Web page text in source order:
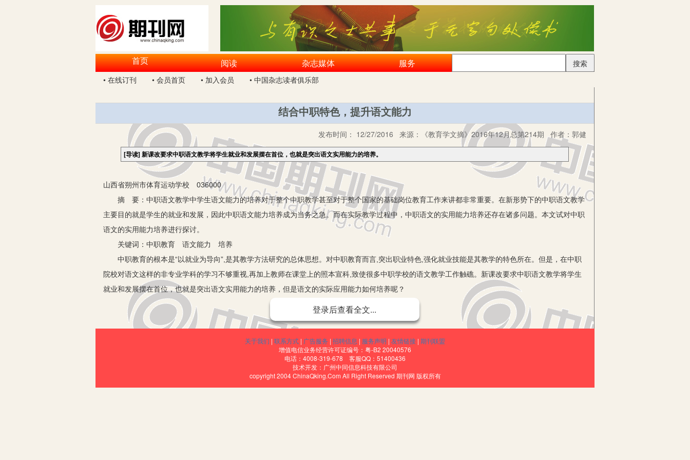
首页 阅读 杂志媒体 服务
搜索
• 在线订刊
• 会员首页 • 加入会员 • 中国杂志读者俱乐部
结合中职特色，提升语文能力
发布时间： 12/27/2016 来源： 《教育学文摘》2016年12月总第214期 作者： 郭健
[导读]新课改要求中职语文教学将学生就业和发展摆在首位，也就是突出语文实用能力的培养。
山西省朔州市体育运动学校 036000
摘 要：中职语文教学中学生语文能力的培养对于整个中职教学甚至对于整个国家的基础岗位教育工作来讲都非常重要。在新形势下的中职语文教学
主要目的就是学生的就业和发展，因此中职语文能力培养成为当务之急。而在实际教学过程中，中职语文的实用能力培养还存在诸多问题。本文试对中职
语文的实用能力培养进行探讨。
关键词：中职教育 语文能力 培养
中职教育的根本是“以就业为导向”,是其教学方法研究的总体思想。对中职教育而言,突出职业特色,强化就业技能是其教学的特色所在。但是，在中职
院校对语文这样的非专业学科的学习不够重视,再加上教师在课堂上的照本宣科,致使很多中职学校的语文教学工作触礁。新课改要求中职语文教学将学生
就业和发展摆在首位，也就是突出语文实用能力的培养，但是语文的实际应用能力如何培养呢？
一、走进中职语文教材，体验人文精神
语文课程含有丰富的情感和人文内涵，对人的精神领域的影响是深广的，对学生心灵的震撼是极其深远的。所以我们在中职语文教学中要重视语文课
的过程中，直接体验作品的人文性、工具性，是一种很好的教学方法。“情感是语文教学的根”，语文教材本身所蕴含的理念和情感对学生的情感态度潜移
默化的影响，这就是一种语文素养的培养。在教学中，教师一定要用欣赏的目光看待每篇课文，应重视用文学性的语言把学生带进教材，让学生在听、
说、读中体会课文的美。这样做，不仅能直接培养学生热爱祖国语言文字和中华优秀文化的思想感情，更能直接培养学生的欣赏能力，使学生在作品中直
登录后查看全文...
关于我们 | 联系方式 | 广告服务 | 招聘信息 | 服务声明 | 友情链接 | 期刊联盟
增值电信业务经营许可证编号：粤-B2 20040576
电话：4008-319-678 客服QQ：51400436
技术开发：广州中同信息科技有限公司
copyright 2004 ChinaQking.Com All Right Reserved 期刊网 版权所有